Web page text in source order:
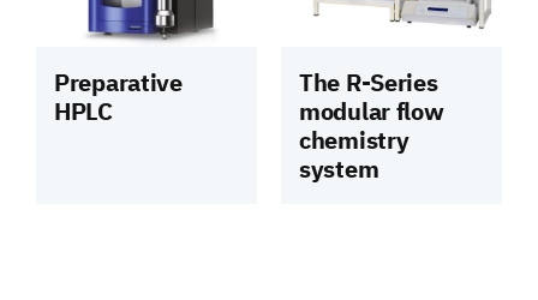
Preparative
HPLC
The R-Series
modular flow
chemistry
system